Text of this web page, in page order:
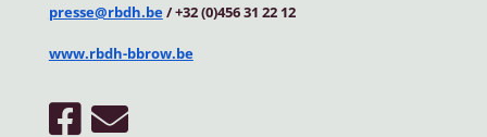
presse@rbdh.be/ +32 (0)456 31 22 12
www.rbdh-bbrow.be